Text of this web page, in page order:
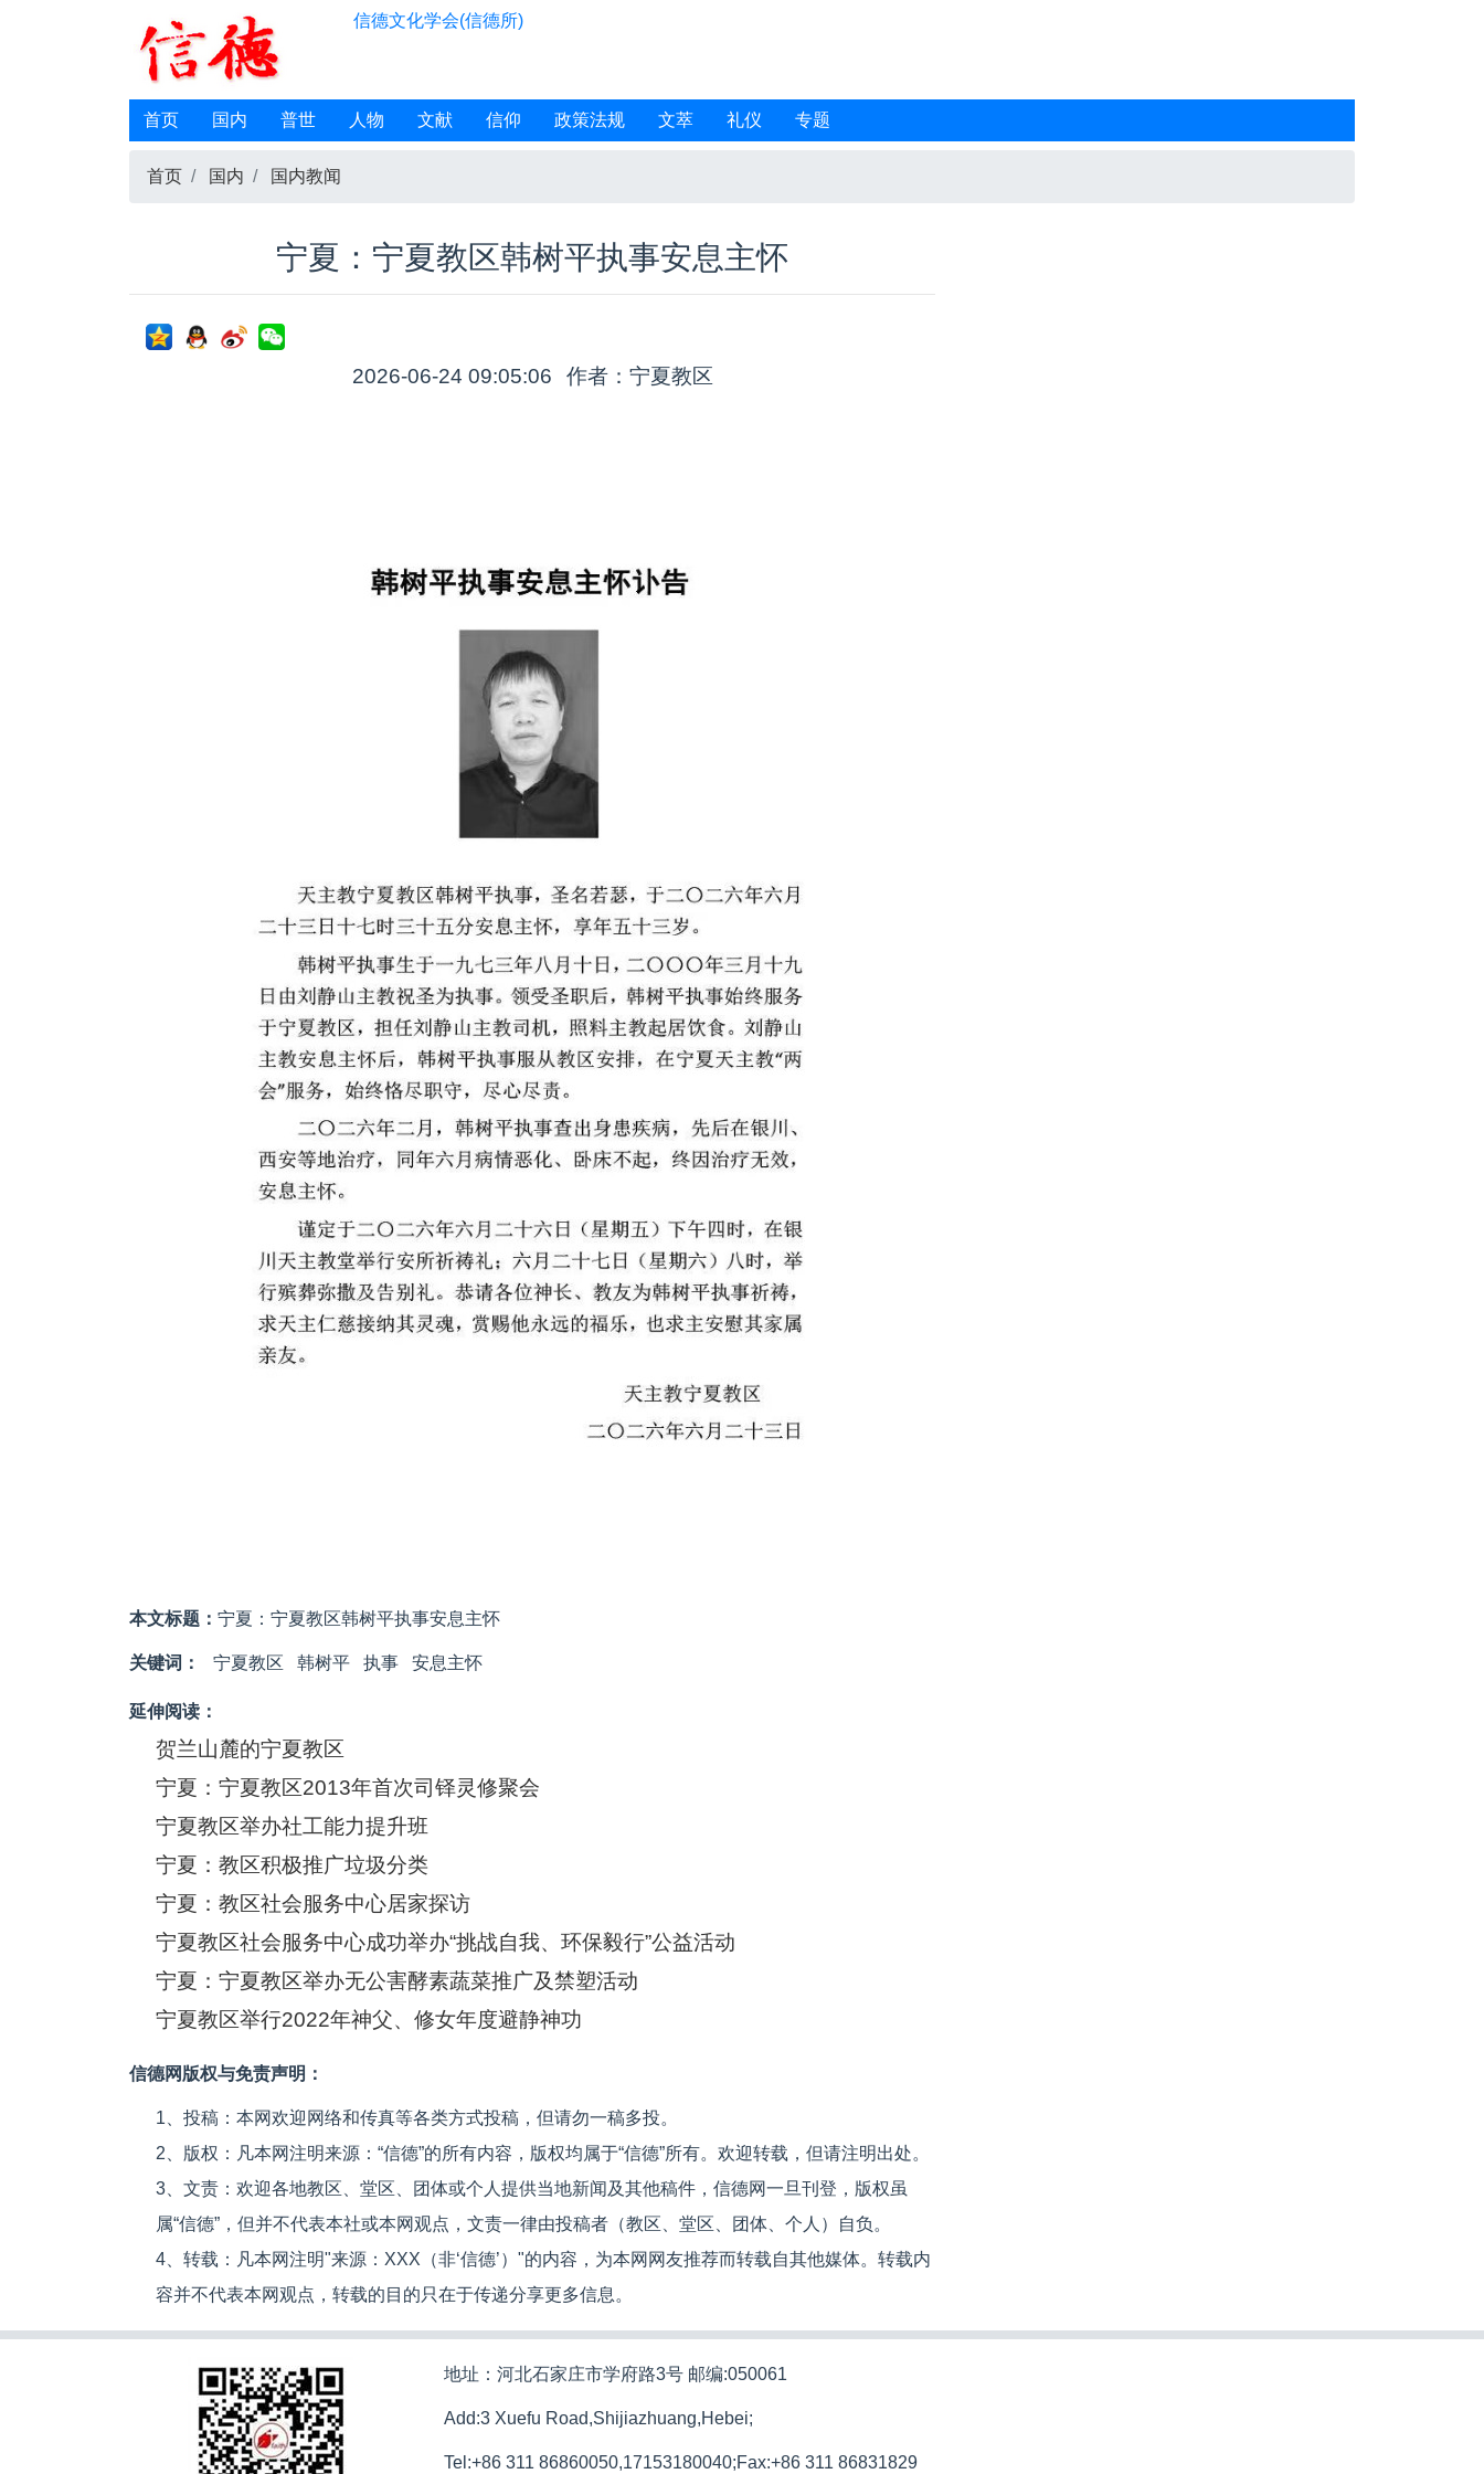
信德文化学会(信德所)
首页 国内 普世 人物 文献 信仰 政策法规 文萃 礼仪 专题
首页 国内 国内教闻
宁夏：宁夏教区韩树平执事安息主怀
2026-06-24 09:05:06 作者：宁夏教区
本文标题： 宁夏：宁夏教区韩树平执事安息主怀
关键词： 宁夏教区 韩树平 执事 安息主怀
延伸阅读：
贺兰山麓的宁夏教区
宁夏：宁夏教区2013年首次司铎灵修聚会
宁夏教区举办社工能力提升班
宁夏：教区积极推广垃圾分类
宁夏：教区社会服务中心居家探访
宁夏教区社会服务中心成功举办“挑战自我、环保毅行”公益活动
宁夏：宁夏教区举办无公害酵素蔬菜推广及禁塑活动
宁夏教区举行2022年神父、修女年度避静神功
信德网版权与免责声明：
1、投稿：本网欢迎网络和传真等各类方式投稿，但请勿一稿多投。
2、版权：凡本网注明来源：“信德”的所有内容，版权均属于“信德”所有。欢迎转载，但请注明出处。
3、文责：欢迎各地教区、堂区、团体或个人提供当地新闻及其他稿件，信德网一旦刊登，版权虽
属“信德”，但并不代表本社或本网观点，文责一律由投稿者（教区、堂区、团体、个人）自负。
4、转载：凡本网注明"来源：XXX（非‘信德’）"的内容，为本网网友推荐而转载自其他媒体。转载内
容并不代表本网观点，转载的目的只在于传递分享更多信息。
地址：河北石家庄市学府路3号 邮编:050061
Add:3 Xuefu Road,Shijiazhuang,Hebei;
Tel:+86 311 86860050,17153180040;Fax:+86 311 86831829